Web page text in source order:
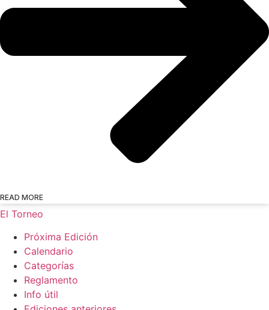
READ MORE
El Torneo
Próxima Edición
Calendario
Categorías
Reglamento
Info útil